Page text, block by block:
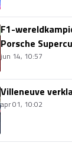
F1-
Porsche
jun 14, 10:57
Villeneuve
apr 01, 10:02